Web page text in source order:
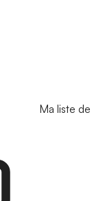
Ma liste de